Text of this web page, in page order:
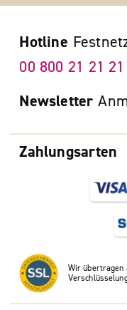
Zahlungsarten
Wir übertragen
Hotline
00 800 21 21
Newsletter